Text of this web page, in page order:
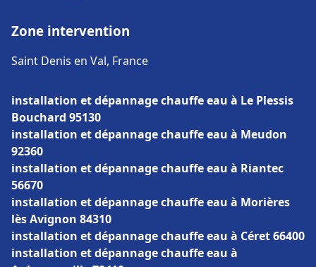
Zone intervention
Saint Denis en Val, France
installation et dépannage chauffe eau à Le Plessis
Bouchard 95130
installation et dépannage chauffe eau à Meudon
92360
installation et dépannage chauffe eau à Riantec
56670
installation et dépannage chauffe eau à Morières
lès Avignon 84310
installation et dépannage chauffe eau à Céret 66400
installation et dépannage chauffe eau à